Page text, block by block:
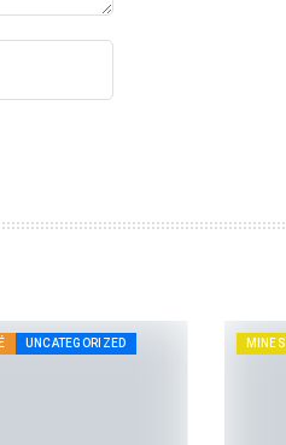
UNCATEGORIZED MINES